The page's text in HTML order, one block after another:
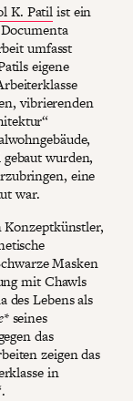
K. Patilist ein
umfasst
eigene
vibrierenden
wurden,
eine
war.
Masken
mit Chawls
des Lebens als
*seines
das
zeigen das
in